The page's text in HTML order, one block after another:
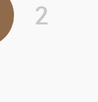
2